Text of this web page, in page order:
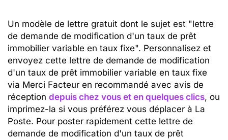
Un modèle de lettre gratuit dont le sujet est "lettre
de demande de modification d'un taux de prêt
immobilier variable en taux fixe". Personnalisez et
envoyez cette lettre de demande de modification
d'un taux de prêt immobilier variable en taux fixe
via Merci Facteur en recommandé avec avis de
réception depuis chez vous et en quelques clics, ou
imprimez-la si vous préférez vous déplacer à La
Poste. Pour poster rapidement cette lettre de
demande de modification d'un taux de prêt